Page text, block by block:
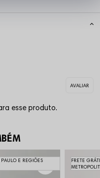
esse produto.
E REGIÕES
FRETE